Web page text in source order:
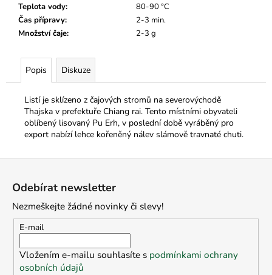
Teplota vody:
80-90 °C
Čas přípravy:
2-3 min.
Množství čaje: 2-3 g
Popis Diskuze
Listí je sklízeno z čajových stromů na severovýchodě
Thajska v prefektuře Chiang rai. Tento místními obyvateli
oblíbený lisovaný Pu Erh, v poslední době vyráběný pro
export nabízí lehce kořeněný nálev slámově travnaté chuti.
Odebírat newsletter
Nezmeškejte žádné novinky či slevy!
E-mail
Vložením e-mailu souhlasíte s podmínkami ochrany
osobních údajů